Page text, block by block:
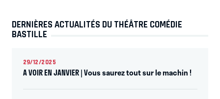
DERNIÈRES ACTUALITÉS DU THÉÂTRE COMÉDIE
BASTILLE
29/12/2025
A VOIR EN JANVIER | Vous saurez tout sur le machin !